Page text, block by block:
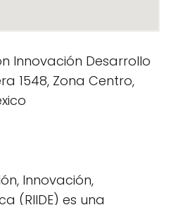
Innovación,
(RIIDE) es una